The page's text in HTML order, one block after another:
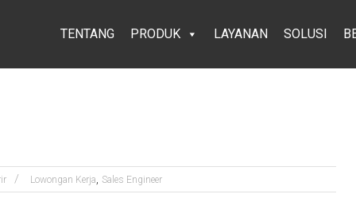
TENTANG PRODUK LAYANAN SOLUSI
Lowongan Kerja, Sales Engineer